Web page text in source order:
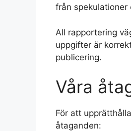
från spekulationer
All rapportering
uppgifter är
publicering.
Våra
För att
åtaganden: